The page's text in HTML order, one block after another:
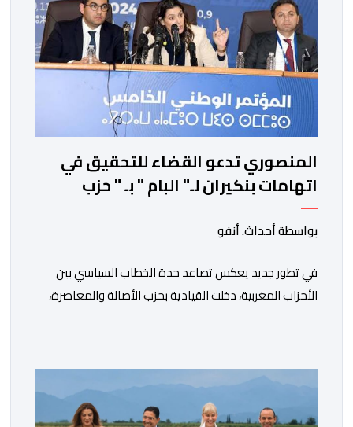
المنصوري تدعو القضاء للتحقيق في
اتهامات بنكيران لـ" البام " بـ " حزب
المخدرات "
بواسطة أحداث. أنفو
في تطور جديد يعكس تصاعد حدة الخطاب السياسي بين
الأحزاب المغربية، دخلت القيادية بحزب الأصالة والمعاصرة،
خلفية اتهامات سبق أن وجهها هذا الأخير إلى حزب ” البام ”
وربطه بملف المخدرات.المنصوري أكدت أن بنكيران ” ما غير
اليوم […]